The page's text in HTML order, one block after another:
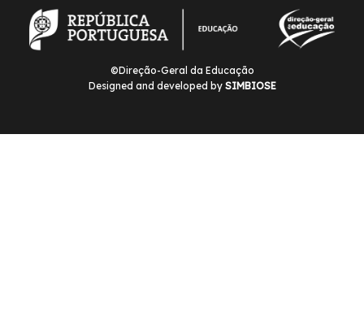
©Direção-Geral da Educação
Designed and developed by SIMBIOSE